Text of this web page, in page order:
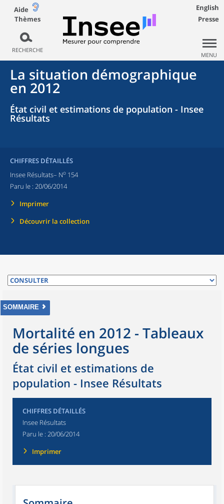
Aide
Thèmes
RECHERCHE
English
Presse
MENU
La situation démographique
en 2012
État civil et estimations de population - Insee
Résultats
CHIFFRES DÉTAILLÉS
Insee Résultats– No 154
Paru le : 20/06/2014
Imprimer
Découvrir la collection
SOMMAIRE
Mortalité en 2012 - Tableaux
de séries longues
État civil et estimations de
population - Insee Résultats
CHIFFRES DÉTAILLÉS
Insee Résultats
Paru le : 20/06/2014
Imprimer